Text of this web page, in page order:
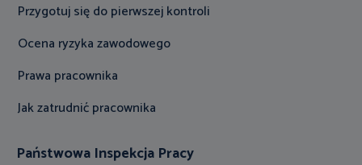
Przygotuj się do pierwszej kontroli
Ocena ryzyka zawodowego
Prawa pracownika
Jak zatrudnić pracownika
Państwowa Inspekcja Pracy